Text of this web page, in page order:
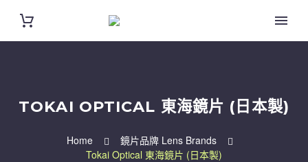
TOKAI OPTICAL 東海鏡片 (日本製)
Home
鏡片品牌 Lens Brands
Tokai Optical 東海鏡片 (日本製)